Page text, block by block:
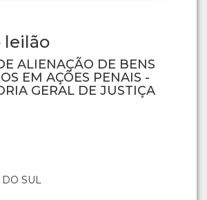
leilão
ALIENAÇÃO DE BENS
EM AÇÕES PENAIS -
GERAL DE JUSTIÇA
DO SUL